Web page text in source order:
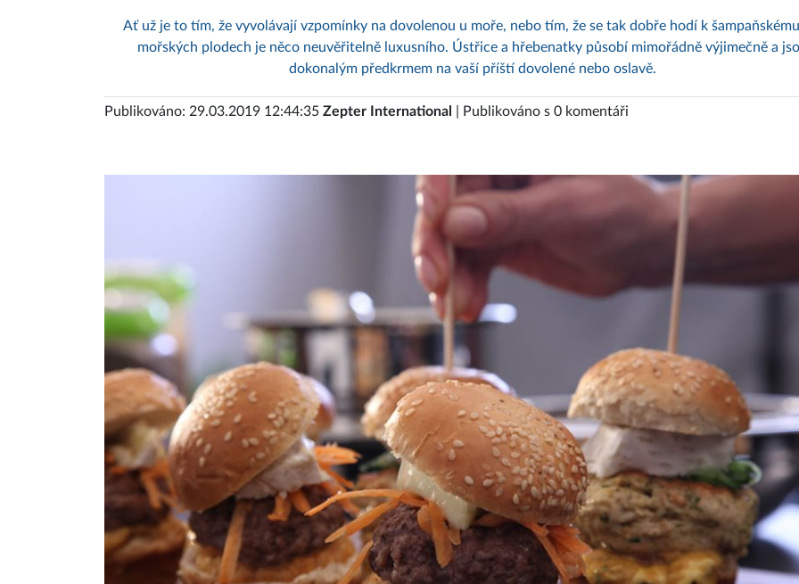
Ať už je to tím, že vyvolávají vzpomínky na dovolenou u moře, nebo tím, že se tak dobře hodí k
mořských plodech je něco neuvěřitelně luxusního. Ústřice a hřebenatky působí mimořádně výjimečně a
dokonalým předkrmem na vaší příští dovolené nebo oslavě.
Publikováno: 29.03.2019 12:44:35 Zepter International | Publikováno s 0 komentáři